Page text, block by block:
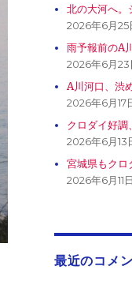
北の大河へ。
2026年6月25
雨予報前のA
2026年6月23
A川河口、渋
2026年6月17
クロダイ好調
2026年6月13
宮城県もクロ
2026年6月11日
最近のコメ